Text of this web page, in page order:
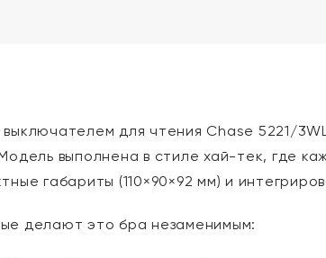
для чтения Chase 5221/
выполнена в стиле хай-тек, где
габариты (110×90×92 мм) и
делают это бра незаменимым: